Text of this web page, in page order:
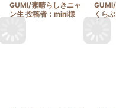
GUMI/素晴らしきニャ
ン生 投稿者：mini様
くら